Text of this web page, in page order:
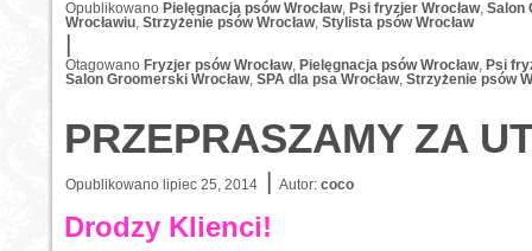
Opublikowano Pielęgnacja psów Wrocław, Psi fryzjer Wrocław, Salon
Wrocławiu, Strzyżenie psów Wrocław, Stylista psów Wrocław
|
Otagowano Fryzjer psów Wrocław, Pielęgnacja psów Wrocław, Psi
Salon Groomerski Wrocław, SPA dla psa Wrocław, Strzyżenie psów
PRZEPRASZAMY ZA
Opublikowano lipiec 25, 2014 | Autor: coco
Drodzy Klienci!